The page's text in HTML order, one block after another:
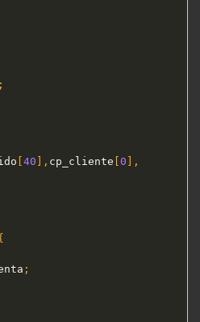
;
40 , cp_cliente 0
,
;